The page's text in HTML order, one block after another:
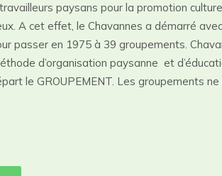
paysans pour la promotion
A cet effet, le Chavannes a démarré
passer en 1975 à 39 groupements.
d’organisation paysanne et
le GROUPEMENT. Les groupements ne